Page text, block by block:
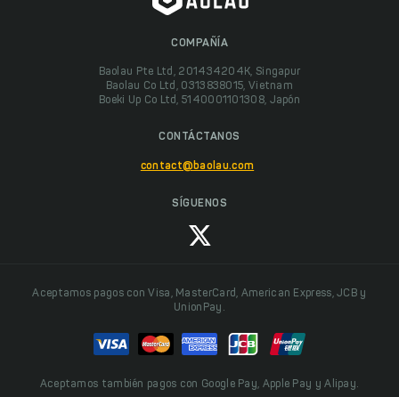
COMPAÑÍA
Baolau Pte Ltd, 201434204K, Singapur
Baolau Co Ltd, 0313838015, Vietnam
Boeki Up Co Ltd, 5140001101308, Japón
CONTÁCTANOS
contact@baolau.com
SÍGUENOS
Aceptamos pagos con Visa, MasterCard, American Express, JCB y
UnionPay.
Aceptamos también pagos con Google Pay, Apple Pay y Alipay.